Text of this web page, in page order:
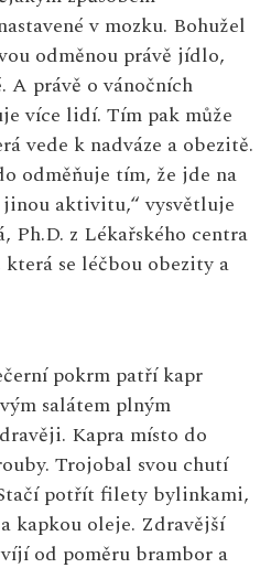
v mozku. Bohužel
odměnou právě jídlo,
A právě o vánočních
více lidí. Tím pak může
vede k nadváze a obezitě.
odměňuje tím, že jde na
aktivitu,“ vysvětluje
Ph.D. z Lékařského centra
se léčbou obezity a
pokrm patří kapr
salátem plným
Kapra místo do
Trojobal svou chutí
potřít filety bylinkami,
kapkou oleje. Zdravější
od poměru brambor a